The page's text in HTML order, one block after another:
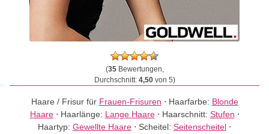
(35Bewertungen,
Durchschnitt: 4,50von 5)
Haare / Frisur für Frauen-Frisuren ⋅ Haarfarbe: Blonde
Haare⋅ Haarlänge: Lange Haare⋅ Haarschnitt: Stufen ⋅
Haartyp: Gewellte Haare ⋅ Scheitel: Seitenscheitel ⋅